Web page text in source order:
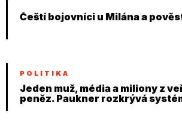
Čeští bojovníci u Milána a
POLITIKA
Jeden muž, média a miliony z
peněz. Paukner rozkrývá